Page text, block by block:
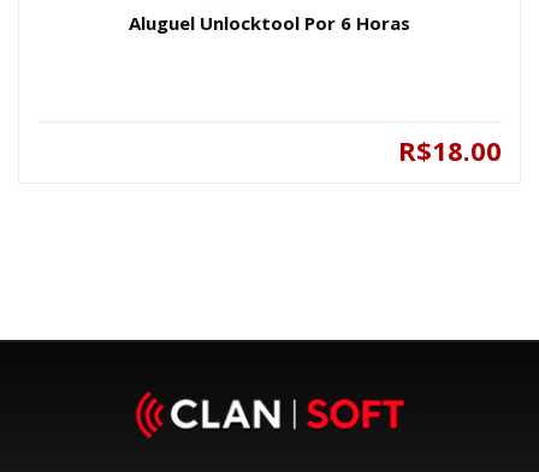
Aluguel Unlocktool Por 6 Horas
R$18.00